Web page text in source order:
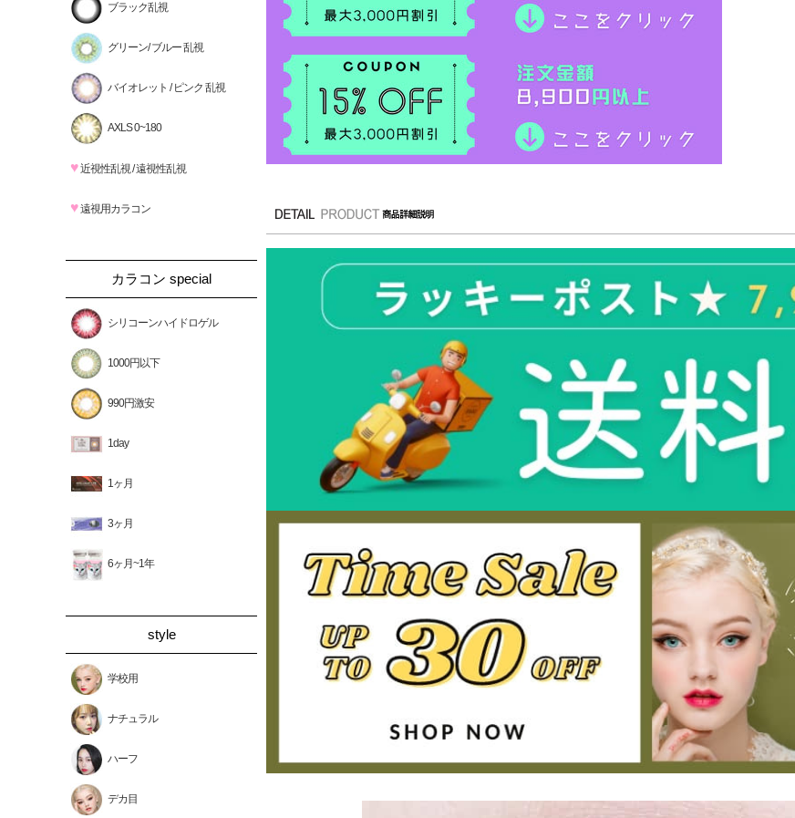
ブラック乱視
グリーン/ ブルー 乱視
バイオレット / ピンク 乱視
AXLS 0~180
♥近視性乱視 / 遠視性乱視
♥遠視用カラコン
カラコン special
シリコーンハイドロゲル
1000円以下
990円激安
1day
1ヶ月
3ヶ月
6ヶ月~1年
style
学校用
ナチュラル
ハーフ
デカ目